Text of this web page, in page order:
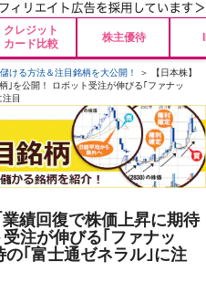
クレジット
カード比較
株主優待
ける方法＆注目銘柄を大公開！
＞ 【日本株】
｣を公開！ ロボット受注が伸びる｢ファナッ
目
業績回復で株価上昇に期待
注が伸びる｢ファナッ
｢富士通ゼネラル｣に注